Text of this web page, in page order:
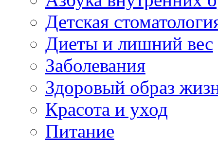
Детская
Диеты и лишний вес
Заболевания
Здоровый образ
Красота и уход
Питание